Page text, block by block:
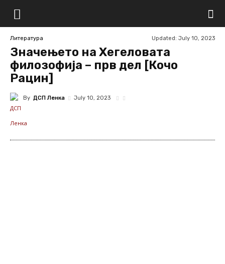
Литература Updated: July 10, 2023
Значењето на Хегеловата
филозофија – прв дел [Кочо
Рацин]
By ДСП Ленка July 10, 2023